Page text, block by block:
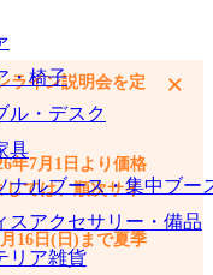
・椅子
ル・デスク
具
ナルブース・集中ブー
スアクセサリー・備品
リア雑貨
追加できます
ライン説明会を定
年7月1日より価格
しては、順次サイ
16日(日)まで夏季
×